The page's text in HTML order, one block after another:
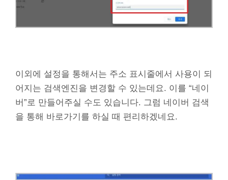
이외에 설정을 통해서는 주소 표시줄에서 사용이 되
어지는 검색엔진을 변경할 수 있는데요. 이를 “네이
버”로 만들어주실 수도 있습니다. 그럼 네이버 검색
을 통해 바로가기를 하실 때 편리하겠네요.